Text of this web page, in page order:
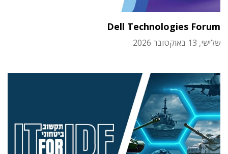
Dell Technologies Forum
שלישי, 13 באוקטובר 2026